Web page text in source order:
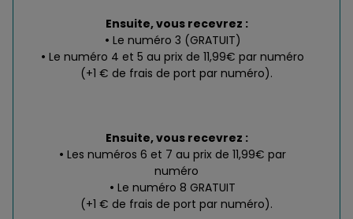
Ensuite, vous recevrez :
Le numéro 3 (GRATUIT)
Le numéro 4 et 5 au prix de 11,99€ par numéro
(+1 € de frais de port par numéro).
Ensuite, vous recevrez :
Les numéros 6 et 7 au prix de 11,99€ par
numéro
Le numéro 8 GRATUIT
(+1 € de frais de port par numéro).